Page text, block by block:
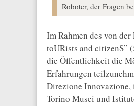
Roboter, der Fragen
Im Rahmen des von
toURists and citizenS”
die Öffentlichkeit die
Erfahrungen
Direzione Innovazione,
Torino Musei und